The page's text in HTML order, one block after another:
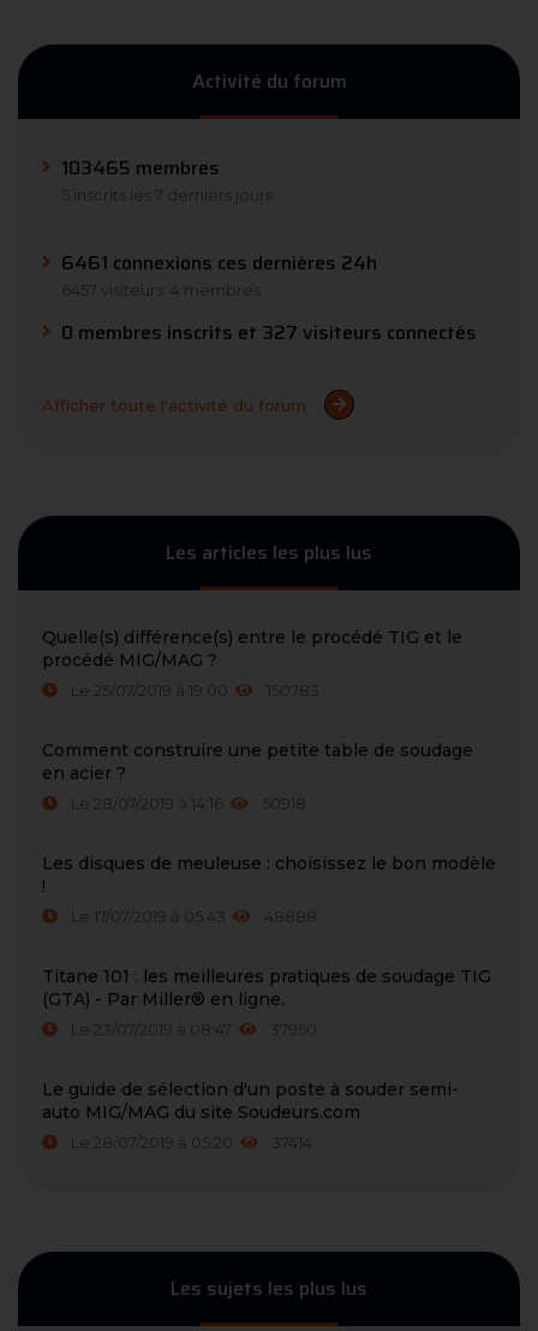
Activité du forum
103465 membres
5 inscrits les 7 derniers jours
6461 connexions ces dernières 24h
6457 visiteurs 4 membres
0 membres inscrits et 327 visiteurs connectés
Afficher toute l'activité du forum
Les articles les plus lus
Quelle(s) différence(s) entre le procédé TIG et le
procédé MIG/MAG ?
Le 25/07/2019 à 19:00 150783
Comment construire une petite table de soudage
en acier ?
Le 28/07/2019 à 14:16 50918
Les disques de meuleuse : choisissez le bon modèle
!
Le 17/07/2019 à 05:43 48888
Titane 101 : les meilleures pratiques de soudage TIG
(GTA) - Par Miller® en ligne.
Le 23/07/2019 à 08:47 37950
Le guide de sélection d'un poste à souder semi-
auto MIG/MAG du site Soudeurs.com
Le 28/07/2019 à 05:20 37414
Les sujets les plus lus